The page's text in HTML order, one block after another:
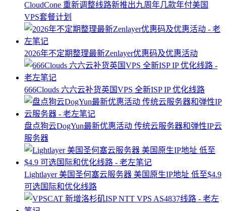
CloudCone 重新调整线路新推出九周年几款年付美国
VPS套餐计划
2026年不定期整理最新Zenlayer优惠码及优惠活动
666Clouds 六六云补货英国VPS 全新ISP IP 优化线路
盘点狗云DogYun最新优惠活动 传统云服务器和弹性IP云
服务器
Lightlayer 美国圣何塞云服务器 美国原生IP地址 低至$4.9
可选国际和优化线路